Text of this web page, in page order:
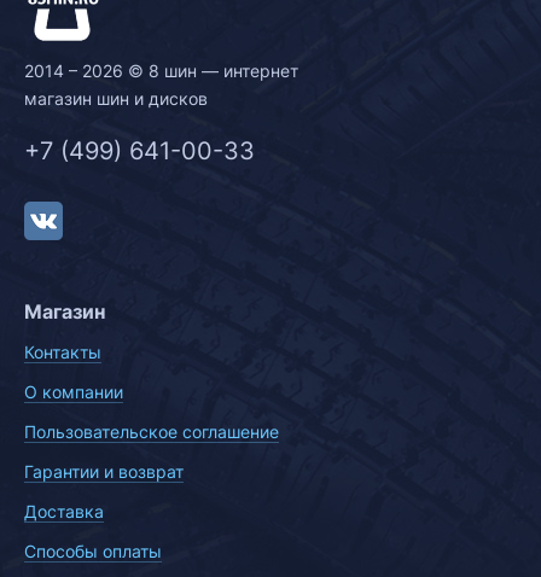
2014 – 2026 © 8 шин — интернет
магазин шин и дисков
+7 (499) 641-00-33
Магазин
Контакты
О компании
Пользовательское соглашение
Гарантии и возврат
Доставка
Способы оплаты